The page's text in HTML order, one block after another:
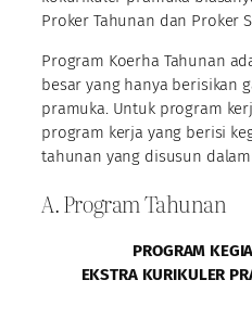
Proker Tahunan dan Proker
Program Koerha Tahunan
besar yang hanya berisikan
pramuka. Untuk program
program kerja yang berisi
tahunan yang disusun
A. Program Tahunan
PROGRAM
EKSTRA KURIKULER